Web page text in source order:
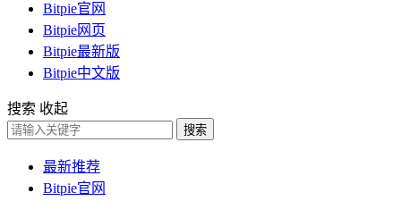
Bitpie官网
Bitpie网页
Bitpie最新版
Bitpie中文版
搜索 收起
搜索
最新推荐
Bitpie官网